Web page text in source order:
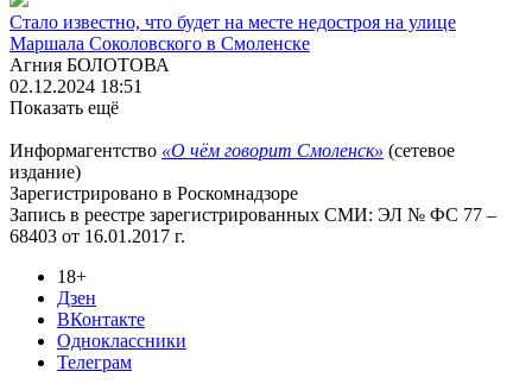
Стало известно, что будет на месте недостроя на улице
Маршала Соколовского в Смоленске
Агния БОЛОТОВА
02.12.2024 18:51
Показать ещё
Информагентство «О чём говорит Смоленск» (сетевое
издание)
Зарегистрировано в Роскомнадзоре
Запись в реестре зарегистрированных СМИ: ЭЛ № ФС 77 –
68403 от 16.01.2017 г.
18+
Дзен
ВКонтакте
Одноклассники
Телеграм